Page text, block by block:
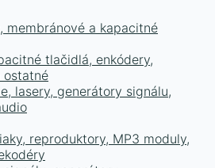
membránové a kapacitné
tlačidlá, enkódery,
ostatné
lasery, generátory signálu,
reproduktory, MP3 moduly,